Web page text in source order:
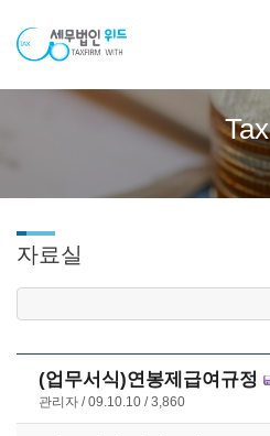
Tax
자료실
(업무서식)연봉제급여규정
관리자 09.10.10 3,860